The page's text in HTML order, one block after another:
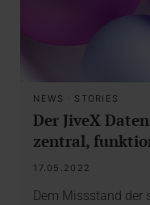
NEWS · STORIES
Der JiveX
zentral,
17.05.2022
Dem Missstand der